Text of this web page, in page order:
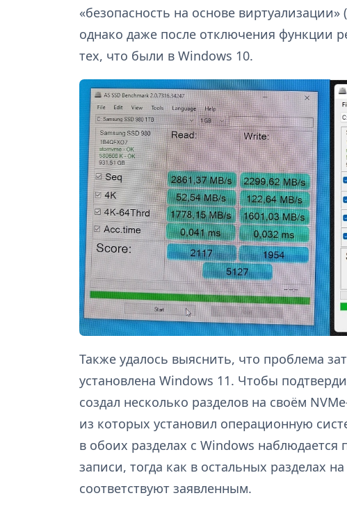
«безопасность на основе виртуализации»
однако даже после отключения функции
тех, что были в Windows 10.
Также удалось выяснить, что проблема
установлена Windows 11. Чтобы
создал несколько разделов на своём
из которых установил операционную
в обоих разделах с Windows
записи, тогда как в остальных разделах
соответствуют заявленным.